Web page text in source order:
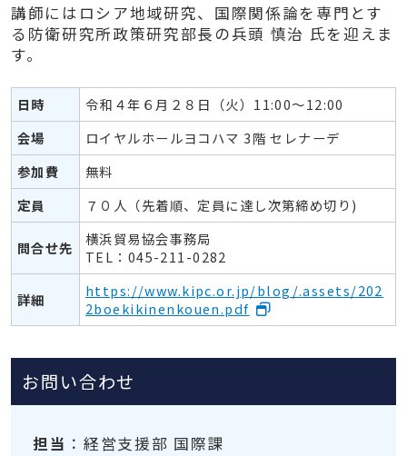
講師にはロシア地域研究、国際関係論を専門とす
る防衛研究所政策研究部長の兵頭 慎治 氏を迎えま
す。
日時
令和４年６月２８日（火）11:00～12:00
会場
ロイヤルホールヨコハマ 3階 セレナーデ
参加費
無料
定員
７０人（先着順、定員に達し次第締め切り)
問合せ先
横浜貿易協会事務局
TEL：045-211-0282
詳細
https://www.kipc.or.jp/blog/.assets/202
2boekikinenkouen.pdf
お問い合わせ
担当 ：経営支援部 国際課